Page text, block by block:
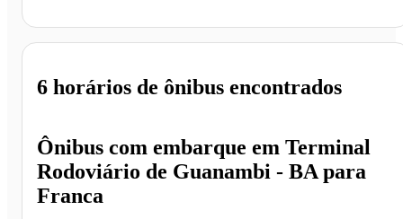
Ônibus com embarque em Terminal
Rodoviário de Guanambi - BA para
Franca
6 horários de ônibus encontrados